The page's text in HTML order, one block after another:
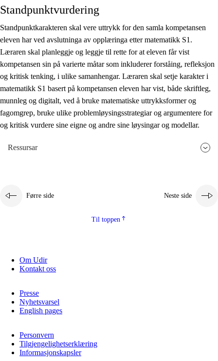
Standpunktvurdering
Standpunktkarakteren skal vere uttrykk for den samla kompetansen
eleven har ved avslutninga av opplæringa etter matematikk S1.
Læraren skal planleggje og leggje til rette for at eleven får vist
kompetansen sin på varierte måtar som inkluderer forståing, refleksjon
og kritisk tenking, i ulike samanhengar. Læraren skal setje karakter i
matematikk S1 basert på kompetansen eleven har vist, både skriftleg,
munnleg og digitalt, ved å bruke matematiske uttrykksformer og
fagomgrep, bruke ulike problemløysingsstrategiar og argumentere for
og kritisk vurdere sine eigne og andre sine løysingar og modellar.
Ressursar
Førre side Neste side
Til toppen
Om Udir
Kontakt oss
Presse
Nyhetsvarsel
English pages
Personvern
Tilgjengelighetserklæring
Informasjonskapsler